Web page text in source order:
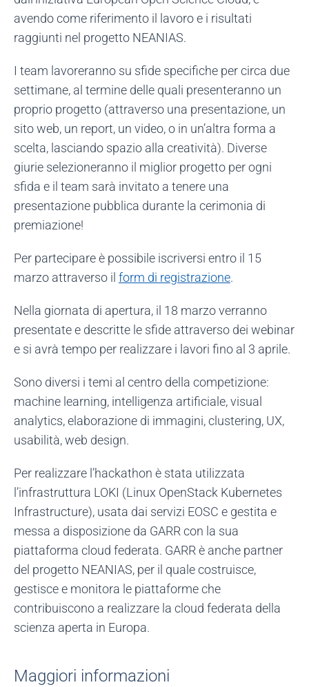
avendo come riferimento il lavoro e i risultati
raggiunti nel progetto NEANIAS.
I team lavoreranno su sfide specifiche per circa due
settimane, al termine delle quali presenteranno un
proprio progetto (attraverso una presentazione, un
sito web, un report, un video, o in un’altra forma a
scelta, lasciando spazio alla creatività). Diverse
giurie selezioneranno il miglior progetto per ogni
sfida e il team sarà invitato a tenere una
presentazione pubblica durante la cerimonia di
premiazione!
Per partecipare è possibile iscriversi entro il 15
marzo attraverso il form di registrazione.
Nella giornata di apertura, il 18 marzo verranno
presentate e descritte le sfide attraverso dei webinar
e si avrà tempo per realizzare i lavori fino al 3 aprile.
Sono diversi i temi al centro della competizione:
machine learning, intelligenza artificiale, visual
analytics, elaborazione di immagini, clustering, UX,
usabilità, web design.
Per realizzare l’hackathon è stata utilizzata
l’infrastruttura LOKI (Linux OpenStack Kubernetes
Infrastructure), usata dai servizi EOSC e gestita e
messa a disposizione da GARR con la sua
piattaforma cloud federata. GARR è anche partner
del progetto NEANIAS, per il quale costruisce,
gestisce e monitora le piattaforme che
contribuiscono a realizzare la cloud federata della
scienza aperta in Europa.
Maggiori informazioni